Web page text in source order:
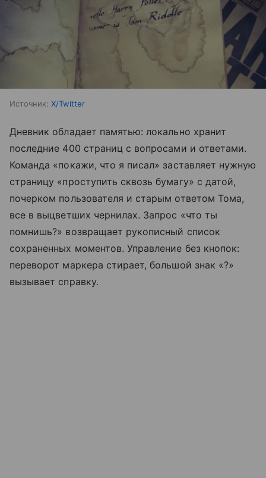
Источник: X/Twitter
Дневник обладает памятью: локально хранит
последние 400 страниц с вопросами и ответами.
Команда «покажи, что я писал» заставляет нужную
страницу «проступить сквозь бумагу» с датой,
почерком пользователя и старым ответом Тома,
все в выцветших чернилах. Запрос «что ты
помнишь?» возвращает рукописный список
сохраненных моментов. Управление без кнопок:
переворот маркера стирает, большой знак «?»
вызывает справку.